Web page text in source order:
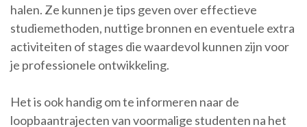
halen. Ze kunnen je tips geven over effectieve
studiemethoden, nuttige bronnen en eventuele extra
activiteiten of stages die waardevol kunnen zijn voor
je professionele ontwikkeling.
Het is ook handig om te informeren naar de
loopbaantrajecten van voormalige studenten na het